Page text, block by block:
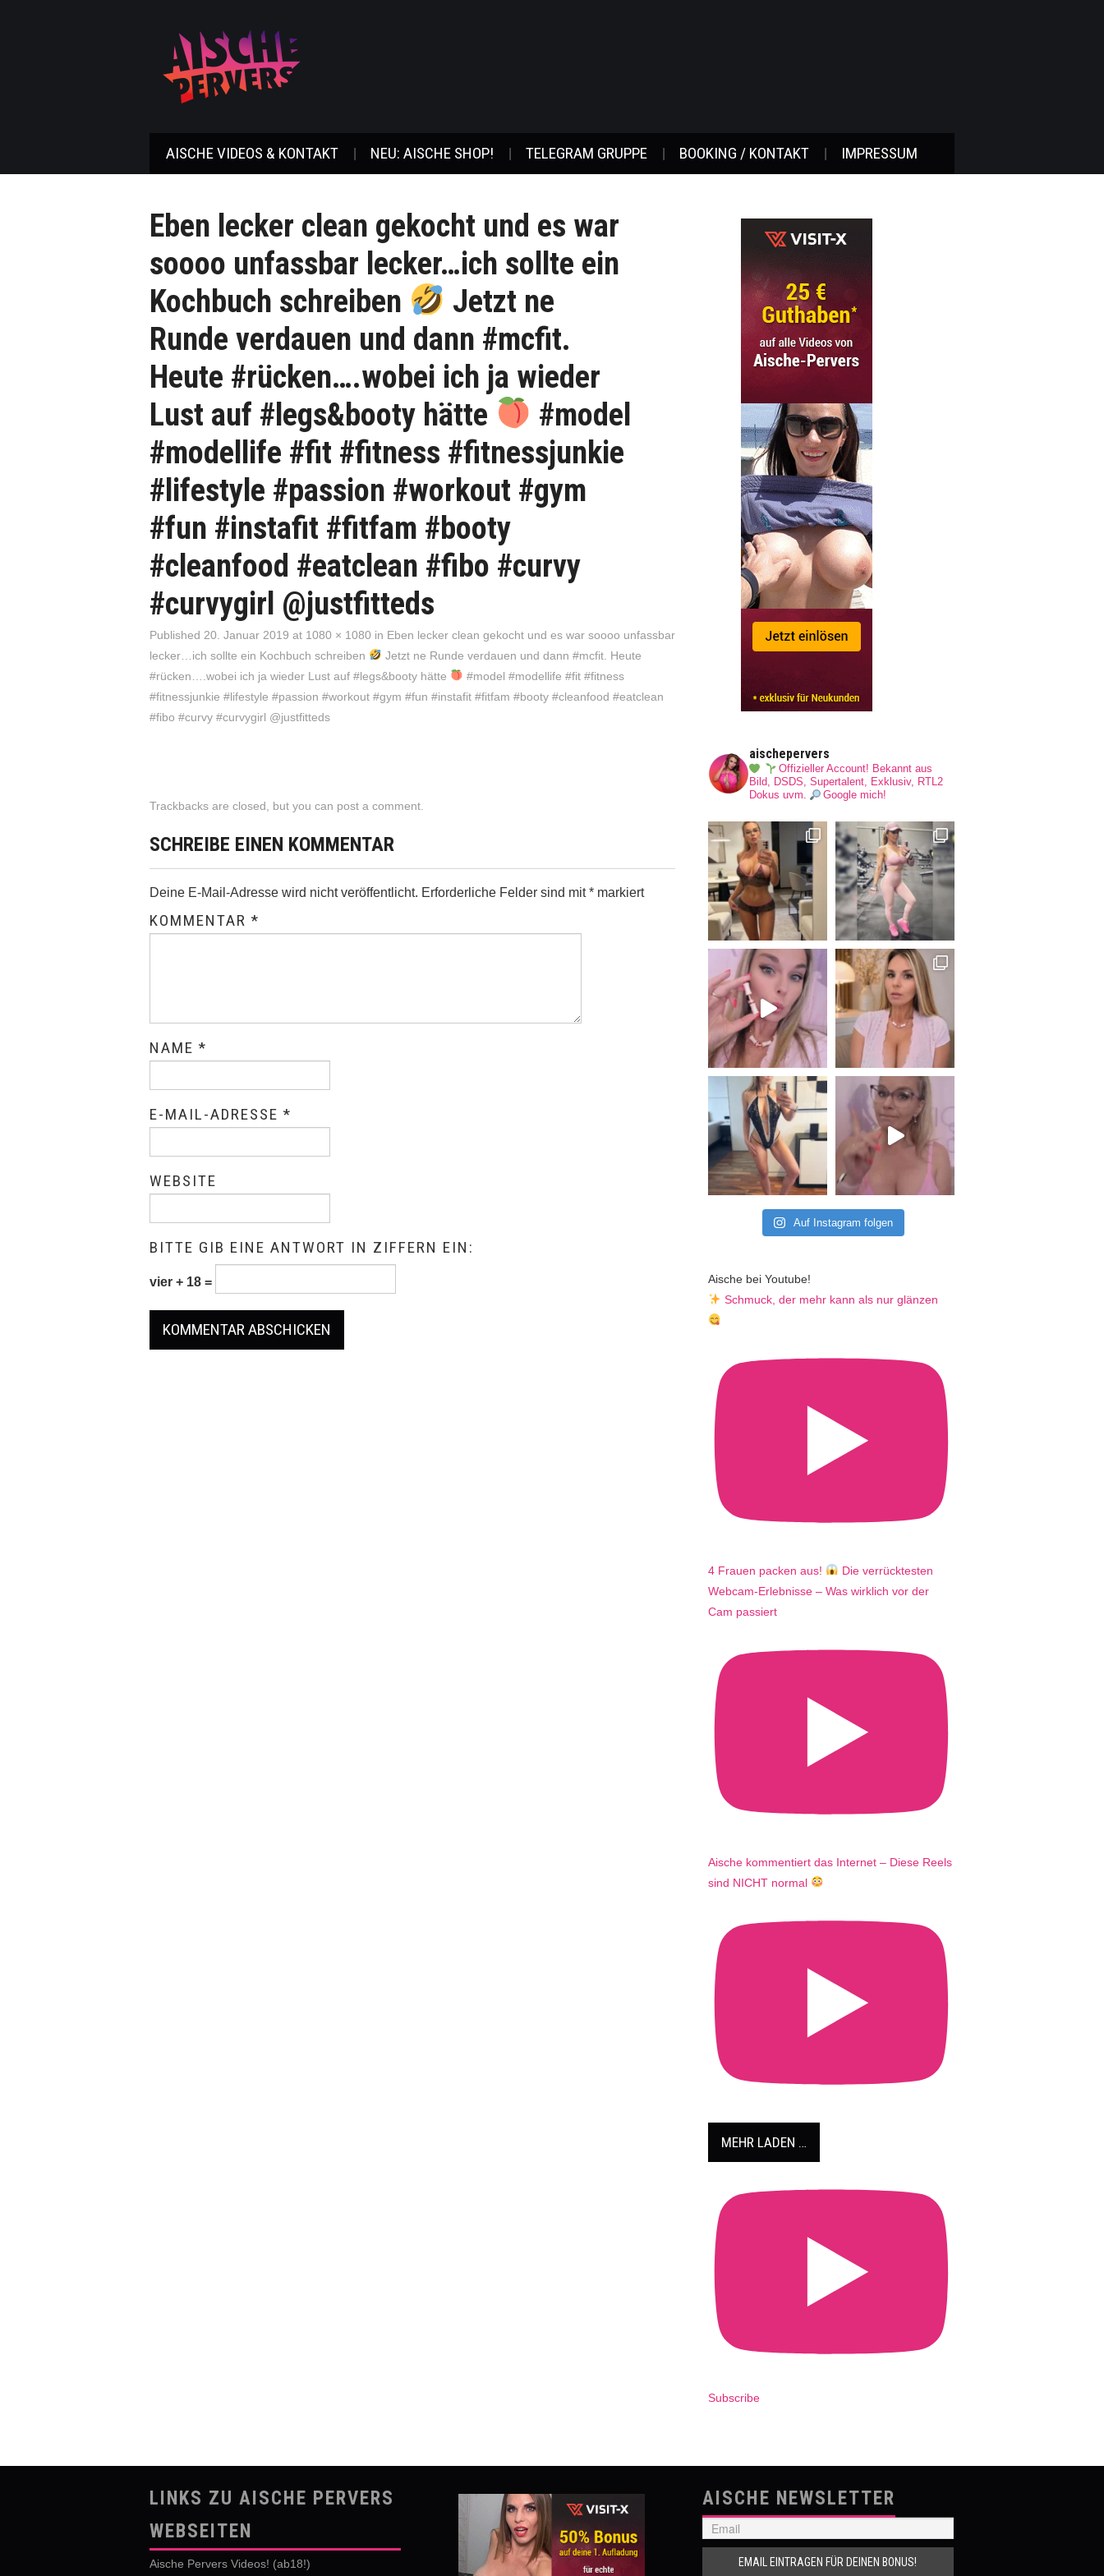
AISCHE VIDEOS & KONTAKT NEU: AISCHE SHOP! TELEGRAM GRUPPE BOOKING / KONTAKT IMPRESSUM
Eben lecker clean gekocht und es war
soooo unfassbar lecker…ich sollte ein
Kochbuch schreiben
Jetzt ne
Runde verdauen und dann #mcfit.
Heute #rücken….wobei ich ja wieder
Lust auf #legs&booty hätte
#model
#modellife #fit #fitness #fitnessjunkie
#lifestyle #passion #workout #gym
#fun #instafit #fitfam #booty
#cleanfood #eatclean #fibo #curvy
#curvygirl @justfitteds
Published 20. Januar 2019 at 1080 × 1080 in Eben lecker clean gekocht und es war soooo unfassbar
lecker…ich sollte ein Kochbuch schreiben
Jetzt ne Runde verdauen und dann #mcfit. Heute
#rücken….wobei ich ja wieder Lust auf #legs&booty hätte
#model #modellife #fit #fitness
#fitnessjunkie #lifestyle #passion #workout #gym #fun #instafit #fitfam #booty #cleanfood #eatclean
#fibo #curvy #curvygirl @justfitteds
Trackbacks are closed, but you can post a comment
SCHREIBE EINEN KOMMENTAR
Deine E-Mail-Adresse wird nicht veröffentlicht. Erforderliche Felder sind mit* markiert
KOMMENTAR *
NAME *
E-MAIL-ADRESSE *
WEBSITE
BITTE GIB EINE ANTWORT IN ZIFFERN EIN:
vier + 18 =
aischepervers
Offizieller Account! Bekannt aus
Bild, DSDS, Supertalent, Exklusiv, RTL2
Dokus uvm.
Google mich!
Auf Instagram folgen
Aische bei Youtube!
Schmuck, der mehr kann als nur glänzen
4 Frauen packen aus!
Die verrücktesten
Webcam-Erlebnisse – Was wirklich vor der
Cam passiert
Aische kommentiert das Internet – Diese Reels
sind NICHT normal
MEHR LADEN …
Subscribe
LINKS ZU AISCHE PERVERS
WEBSEITEN
Aische Pervers Videos! (ab18!)
AISCHE NEWSLETTER